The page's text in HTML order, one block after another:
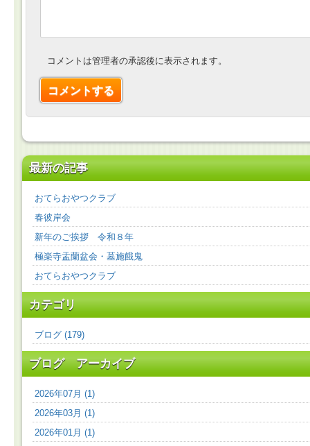
コメントは管理者の承認後に表示されます。
最新の記事
おてらおやつクラブ
春彼岸会
新年のご挨拶 令和８年
極楽寺盂蘭盆会・墓施餓鬼
おてらおやつクラブ
カテゴリ
ブログ (179)
ブログ アーカイブ
2026年07月 (1)
2026年03月 (1)
2026年01月 (1)